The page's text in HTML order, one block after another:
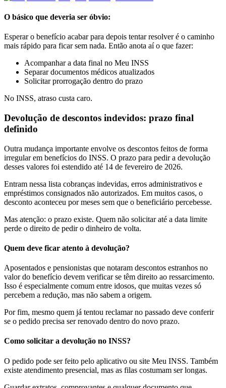
O básico que deveria ser óbvio:
Esperar o benefício acabar para depois tentar resolver é o caminho
mais rápido para ficar sem nada. Então anota aí o que fazer:
Acompanhar a data final no Meu INSS
Separar documentos médicos atualizados
Solicitar prorrogação dentro do prazo
No INSS, atraso custa caro.
Devolução de descontos indevidos: prazo final
definido
Outra mudança importante envolve os descontos feitos de forma
irregular em benefícios do INSS. O prazo para pedir a devolução
desses valores foi estendido até 14 de fevereiro de 2026.
Entram nessa lista cobranças indevidas, erros administrativos e
empréstimos consignados não autorizados. Em muitos casos, o
desconto aconteceu por meses sem que o beneficiário percebesse.
Mas atenção: o prazo existe. Quem não solicitar até a data limite
perde o direito de pedir o dinheiro de volta.
Quem deve ficar atento à devolução?
Aposentados e pensionistas que notaram descontos estranhos no
valor do benefício devem verificar se têm direito ao ressarcimento.
Isso é especialmente comum entre idosos, que muitas vezes só
percebem a redução, mas não sabem a origem.
Por fim, mesmo quem já tentou reclamar no passado deve conferir
se o pedido precisa ser renovado dentro do novo prazo.
Como solicitar a devolução no INSS?
O pedido pode ser feito pelo aplicativo ou site Meu INSS. Também
existe atendimento presencial, mas as filas costumam ser longas.